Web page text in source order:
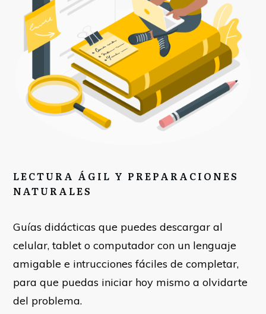
LECTURA ÁGIL Y PREPARACIONES
NATURALES
Guías didácticas que puedes descargar al
celular, tablet o computador con un lenguaje
amigable e intrucciones fáciles de completar,
para que puedas iniciar hoy mismo a olvidarte
del problema.